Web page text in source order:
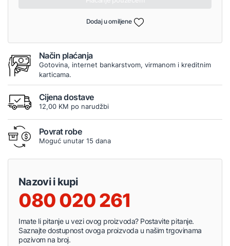
Dodaj u omiljene
Način plaćanja
Gotovina, internet bankarstvom, virmanom i kreditnim
karticama.
Cijena dostave
12,00 KM po narudžbi
Povrat robe
Moguć unutar 15 dana
Nazovi i kupi
080 020 261
Imate li pitanje u vezi ovog proizvoda? Postavite pitanje.
Saznajte dostupnost ovoga proizvoda u našim trgovinama
pozivom na broj.